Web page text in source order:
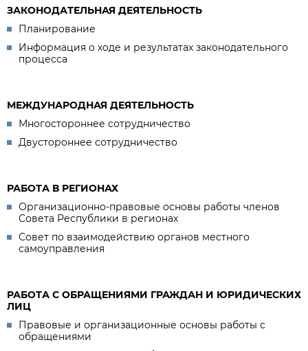
ЗАКОНОДАТЕЛЬНАЯ ДЕЯТЕЛЬНОСТЬ
Планирование
Информация о ходе и результатах законодательного
процесса
МЕЖДУНАРОДНАЯ ДЕЯТЕЛЬНОСТЬ
Многостороннее сотрудничество
Двустороннее сотрудничество
РАБОТА В РЕГИОНАХ
Организационно-правовые основы работы членов
Совета Республики в регионах
Совет по взаимодействию органов местного
самоуправления
РАБОТА С ОБРАЩЕНИЯМИ ГРАЖДАН И ЮРИДИЧЕСКИХ
ЛИЦ
Правовые и организационные основы работы с
обращениями